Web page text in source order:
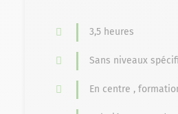
3,5 heures
Sans niveaux
En centre ,